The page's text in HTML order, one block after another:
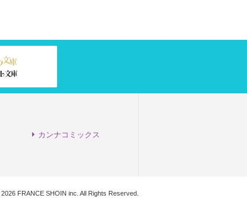
カンナコミックス
2026 FRANCE SHOIN inc. All Rights Reserved.